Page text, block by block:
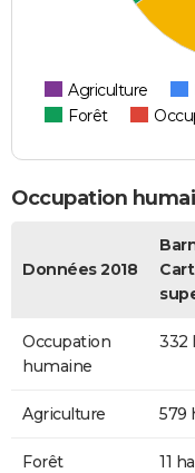
Agriculture
Forêt
Occupation
Données 2018
Occupation
humaine
332
Agriculture 579
Forêt 11 ha